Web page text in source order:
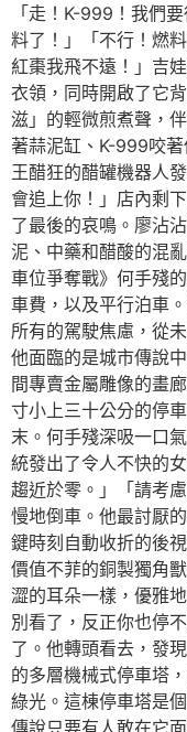
「走！K-999！我們
料了！」「不行！燃
紅棗我飛不遠！」吉
衣領，同時開啟了它
滋」的輕微煎煮聲，
著蒜泥缸、K-999咬
王醋狂的醋罐機器人
會追上你！」店內剩
了最後的哀鳴。廖沾
泥、中藥和醋酸的混
車位爭奪戰》何手殘
車費，以及平行泊車
所有的駕駛焦慮，從
他面臨的是城市傳說
間專賣金屬雕像的畫
寸小上三十公分的停
末。何手殘深吸一口
統發出了令人不快的
趨近於零。」「請考
慢地倒車。他最討厭
鍵時刻自動收折的後
價值不菲的銅製獨角
澀的耳朵一樣，優雅
別看了，反正你也停
了。他轉頭看去，發
的多層機械式停車塔
綠光。這棟停車塔是
傳說只要有人敢在它